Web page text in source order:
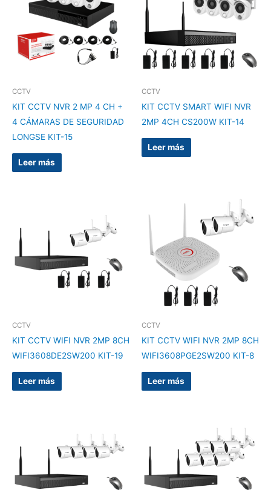
CCTV
KIT CCTV NVR 2 MP 4 CH +
4 CÁMARAS DE SEGURIDAD
LONGSE KIT-15
Leer más
CCTV
KIT CCTV SMART WIFI NVR
2MP 4CH CS200W KIT-14
Leer más
CCTV
KIT CCTV WIFI NVR 2MP 8CH
WIFI3608DE2SW200 KIT-19
Leer más
CCTV
KIT CCTV WIFI NVR 2MP 8CH
WIFI3608PGE2SW200 KIT-8
Leer más